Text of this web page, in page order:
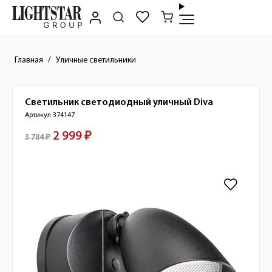
Главная Уличные светильники
Краткое описание товара
Светильник светодиодный уличный Diva
Артикул 374147
Стоимость товара
3 784 ₽ 2 999 ₽